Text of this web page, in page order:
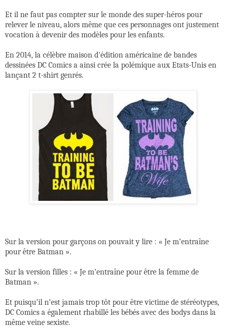
Et il ne faut pas compter sur le monde des super-héros pour
relever le niveau, alors même que ces personnages ont justement
vocation à devenir des modèles pour les enfants.
En 2014, la célèbre maison d'édition américaine de bandes
dessinées DC Comics a ainsi crée la polémique aux Etats-Unis en
lançant 2 t-shirt genrés.
Sur la version pour garçons on pouvait y lire : « Je m’entraîne
pour être Batman ».
Sur la version filles : « Je m’entraîne pour être la femme de
Batman ».
Et puisqu’il n’est jamais trop tôt pour être victime de stéréotypes,
DC Comics a également rhabillé les bébés avec des bodys dans la
même veine sexiste.